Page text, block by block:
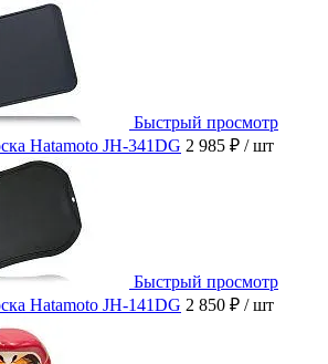
Быстрый просмотр
Hatamoto JH-341DG 2 985 ₽ / шт
Быстрый просмотр
Hatamoto JH-141DG 2 850 ₽ / шт